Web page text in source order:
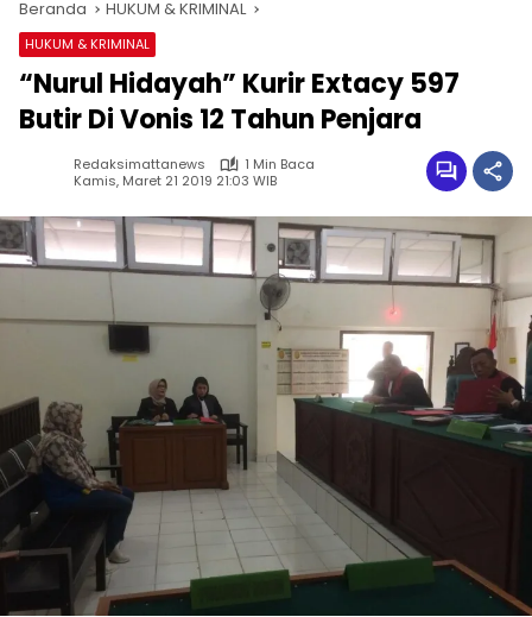
Beranda HUKUM & KRIMINAL
HUKUM & KRIMINAL
“Nurul Hidayah” Kurir Extacy 597
Butir Di Vonis 12 Tahun Penjara
Redaksimattanews
1 Min Baca
Kamis, Maret 21 2019 21:03 WIB